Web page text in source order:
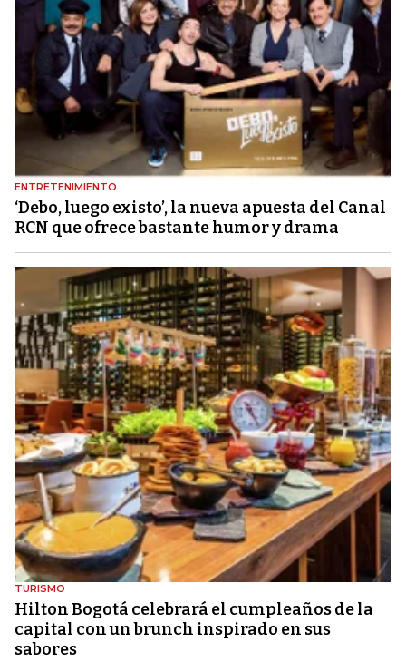
ENTRETENIMIENTO
‘Debo, luego existo’, la nueva apuesta del Canal
RCN que ofrece bastante humor y drama
TURISMO
Hilton Bogotá celebrará el cumpleaños de la
capital con un brunch inspirado en sus
sabores